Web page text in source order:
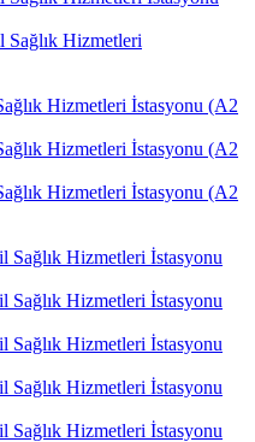
Hizmetleri
Hizmetleri İstasyonu (A2
Hizmetleri İstasyonu (A2
Hizmetleri İstasyonu (A2
Sağlık Hizmetleri İstasyonu
Sağlık Hizmetleri İstasyonu
Sağlık Hizmetleri İstasyonu
Sağlık Hizmetleri İstasyonu
Sağlık Hizmetleri İstasyonu